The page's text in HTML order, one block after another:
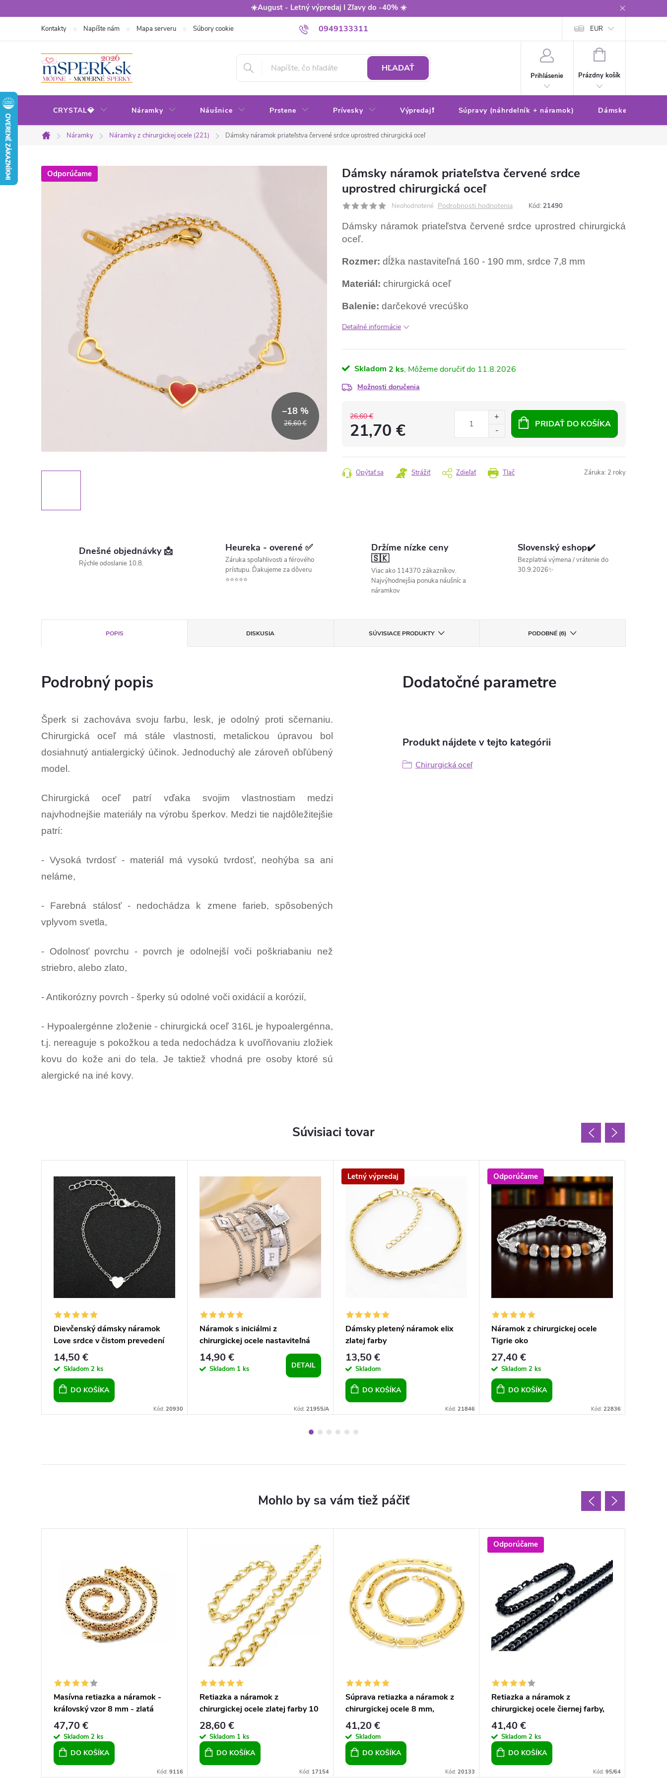
na
☀️August - Letný výpredaj I Zľavy do -40% ☀️
0949133311
Kontakty Napíšte nám Mapa serveru Súbory cookie Obchodné podmienky Ochrana osobných údajov
EUR
HĽADAŤ
Prihlásenie
NÁKUPNÝ
Prázdny košík
CRYSTAL💎 Náramky Náušnice Prstene Prívesky Výpredaj❗ Súpravy (náhrdelník + náramok) Dámske sety
Domov
Náramky Náramky z chirurgickej ocele (221) Dámsky náramok priateľstva červené srdce uprostred chirurgická oceľ
Odporúčame
26,60 €
–18 %
Dámsky náramok priateľstva červené srdce
uprostred chirurgická oceľ
Neohodnotené Podrobnosti hodnotenia Kód: 21490
Dámsky náramok priateľstva červené srdce uprostred chirurgická
oceľ.
Rozmer: dĺžka nastaviteľná 160 - 190 mm, srdce 7,8 mm
Materiál: chirurgická oceľ
Balenie: darčekové vrecúško
Detailné informácie
Skladom 2 ks 11.8.2026
Možnosti doručenia
26,60 €
21,70 €
cena:
PRIDAŤ DO KOŠÍKA
Tlač
Opýtať sa Strážiť Zdieľať Záruka: 2 roky
Dnešné objednávky 📩
Rýchle odoslanie 10.8.
Heureka - overené ✅
Záruka spoľahlivosti a férového
prístupu. Ďakujeme za dôveru
⭐⭐⭐⭐⭐
Držíme nízke ceny
🇸🇰
Viac ako 114370 zákazníkov.
Najvýhodnejšia ponuka náušníc a
náramkov
Slovenský eshop✔️
Bezplatná výmena / vrátenie do
30.9.2026✨
POPIS DISKUSIA SÚVISIACE PRODUKTY PODOBNÉ (6)
Podrobný popis
Šperk si zachováva svoju farbu, lesk, je odolný proti sčernaniu.
Chirurgická oceľ má stále vlastnosti, metalickou úpravou bol
dosiahnutý antialergický účinok. Jednoduchý ale zároveň obľúbený
model.
Chirurgická oceľ patrí vďaka svojim vlastnostiam medzi
najvhodnejšie materiály na výrobu šperkov. Medzi tie najdôležitejšie
patrí:
- Vysoká tvrdosť - materiál má vysokú tvrdosť, neohýba sa ani
neláme,
- Farebná stálosť - nedochádza k zmene farieb, spôsobených
vplyvom svetla,
- Odolnosť povrchu - povrch je odolnejší voči poškriabaniu než
striebro, alebo zlato,
- Antikorózny povrch - šperky sú odolné voči oxidácií a korózií,
- Hypoalergénne zloženie - chirurgická oceľ 316L je hypoalergénna,
t.j. nereaguje s pokožkou a teda nedochádza k uvoľňovaniu zložiek
kovu do kože ani do tela. Je taktiež vhodná pre osoby ktoré sú
alergické na iné kovy.
Dodatočné parametre
Produkt nájdete v tejto kategórii
Chirurgická oceľ
Súvisiaci tovar
Dievčenský dámsky náramok
Love srdce v čistom prevedení
14,50 €
Skladom 2 ks
DO KOŠÍKA
Kód: 20930
Náramok s iniciálmi z
chirurgickej ocele nastaviteľná
dĺžka
14,90 €
Skladom 1 ks DETAIL
Kód: 21955/A
Letný výpredaj
Dámsky pletený náramok elix
zlatej farby
13,50 €
Skladom
DO KOŠÍKA
Kód: 21846
Odporúčame
Náramok z chirurgickej ocele
Tigrie oko
27,40 €
Skladom 2 ks
DO KOŠÍKA
Kód: 22836
Masívna retiazka a náramok -
kráľovský vzor 8 mm - zlatá
farba
47,70 €
Skladom 2 ks
DO KOŠÍKA
Kód: 9116
Retiazka a náramok z
chirurgickej ocele zlatej farby 10
mm
28,60 €
Skladom 1 ks
DO KOŠÍKA
Kód: 17154
Súprava retiazka a náramok z
chirurgickej ocele 8 mm,
obdĺžniková, pre chlapov pre
mužov
41,20 €
Skladom
DO KOŠÍKA
Kód: 20133
Odporúčame
Retiazka a náramok z
chirurgickej ocele čiernej farby,
pre chlapov, pre mužov, čierna
41,40 €
Skladom 2 ks
DO KOŠÍKA
Kód: 95/64